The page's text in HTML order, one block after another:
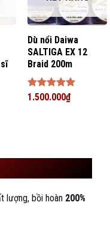
Dù nổi Daiwa
SALTIGA EX 12
Braid 200m
Được xếp
1.500.000₫
lượng, bồi hoàn 200%